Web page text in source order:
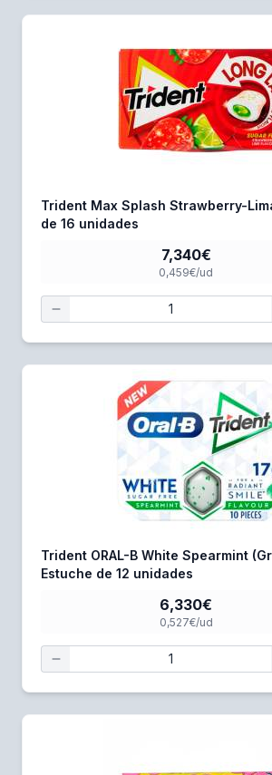
Trident Max Splash Strawberry-
de 16 unidades
7,340€
0,459€/ud
Trident ORAL-B White Spearmint
Estuche de 12 unidades
6,330€
0,527€/ud